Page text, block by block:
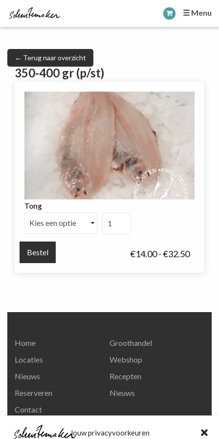
Jouw privacyvoorkeuren
☰ Menu
← Terug naar overzicht
350-400 gr (p/st)
Tong
€14.00-€32.50
Bestel
Home
Locaties
Nieuws
Reserveren
Contact
Privacy en
Groothandel
Webshop
Recepten
Nieuws